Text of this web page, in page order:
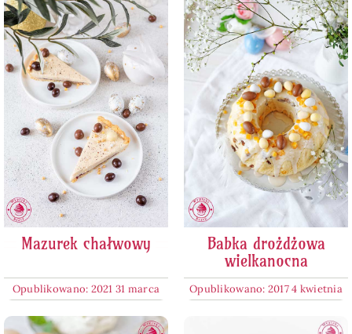
Mazurek chałwowy
Opublikowano: 2021 31 marca
Babka drożdżowa
wielkanocna
Opublikowano: 2017 4 kwietnia